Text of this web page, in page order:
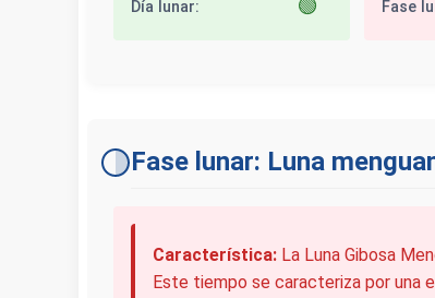
Día lunar: 🟢 Fase
Fase lunar: Luna
Característica: La Luna Gibosa
Este tiempo se caracteriza por una